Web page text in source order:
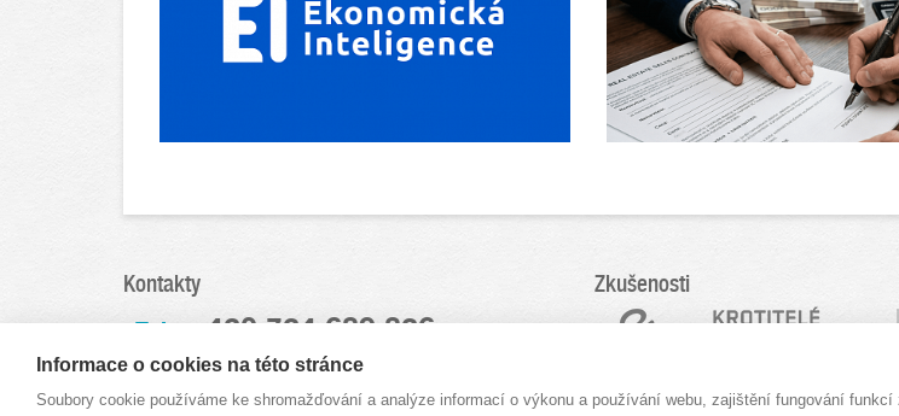
Kontakty
Tel: +420 724 689 826
E-mail: dkucera@partners.cz
Zkušenosti
Informace o cookies na této stránce
Soubory cookie používáme ke shromažďování a analýze informací o výkonu a používání webu, zajištění fungování funkcí